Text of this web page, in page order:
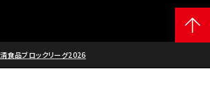
食品ブロックリーグ2026